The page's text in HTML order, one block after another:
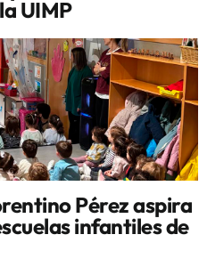
UIMP
Pérez aspira
infantiles de